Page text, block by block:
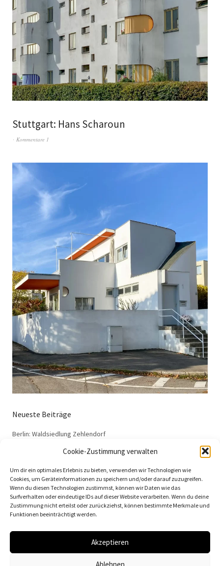
Cookie-Zustimmung verwalten
Um dir ein optimales Erlebnis zu bieten, verwenden wir Technologien wie
Cookies, um Geräteinformationen zu speichern und/oder darauf zuzugreifen.
Wenn du diesen Technologien zustimmst, können wir Daten wie das
Surfverhalten oder eindeutige IDs auf dieser Website verarbeiten. Wenn du deine
Zustimmung nicht erteilst oder zurückziehst, können bestimmte Merkmale und
Funktionen beeinträchtigt werden.
Akzeptieren
Ablehnen
Stuttgart: Hans Scharoun
Kommentare 1
Neueste Beiträge
Berlin: Waldsiedlung Zehlendorf
Dessau: Haus Anton
Dessau: Arbeitsamt
Dessau: 100 Jahre Bauhaus
Vielfalt der Moderne | Daniela Christmann